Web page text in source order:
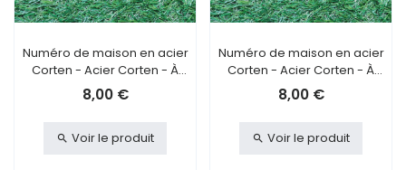
Numéro de maison en acier
Corten - Acier Corten - À
visser - 1
8,00 €
Voir le produit
Numéro de maison en acier
Corten - Acier Corten - À
coller - 1
8,00 €
Voir le produit